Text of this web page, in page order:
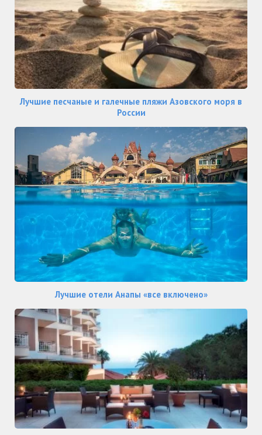
Лучшие песчаные и галечные пляжи Азовского моря в
России
Лучшие отели Анапы «все включено»